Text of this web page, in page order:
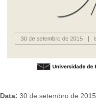
Data: 30 de setembro de 2015